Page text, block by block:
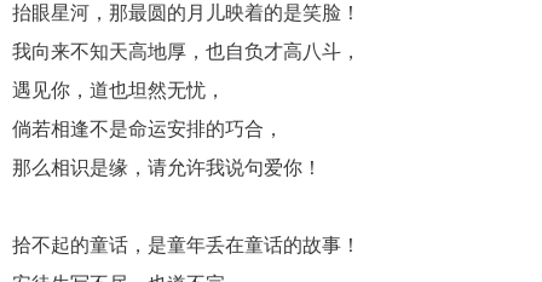
抬眼星河，那最圆的月儿映着的是笑脸！
我向来不知天高地厚，也自负才高八斗，
遇见你，道也坦然无忧，
倘若相逢不是命运安排的巧合，
那么相识是缘，请允许我说句爱你！
拾不起的童话，是童年丢在童话的故事！